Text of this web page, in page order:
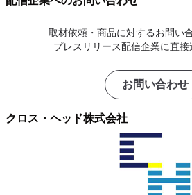
取材依頼・商品に対するお問い
プレスリリース配信企業に直接
お問い合わせ
クロス・ヘッド株式会社